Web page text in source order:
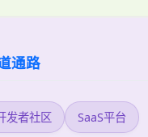
通路
发者社区 SaaS平台